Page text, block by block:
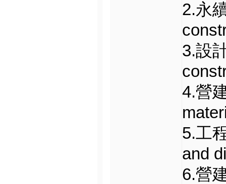
2.永
3.設
4.營
5.工
and
6.營